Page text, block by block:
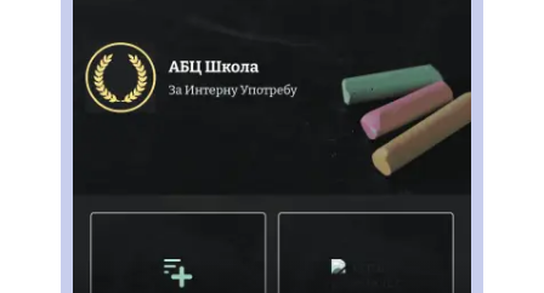
колико желиш. Можеш чак и да подесиш
аутоматско израчунавање оцене сваког ученика!
Уштеди време и папир са Jotform-овом
бесплатном Апликацијом за Квиз из Математике.